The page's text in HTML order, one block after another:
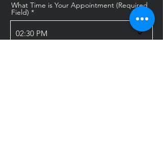
What Time is Your Appointment (Required
Field)
02:30 PM